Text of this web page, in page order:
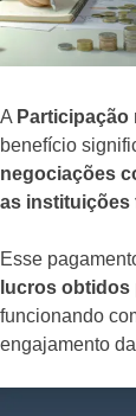
A
benefício
negociações
as instituições
Esse
lucros obtidos
funcionando
engajamento